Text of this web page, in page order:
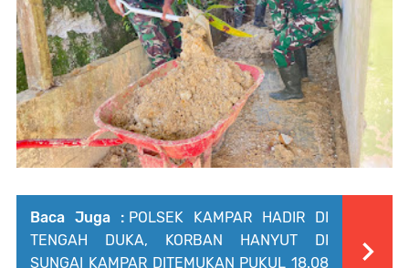
Baca Juga : POLSEK KAMPAR HADIR DI
TENGAH DUKA, KORBAN HANYUT DI
SUNGAI KAMPAR DITEMUKAN PUKUL 18.08